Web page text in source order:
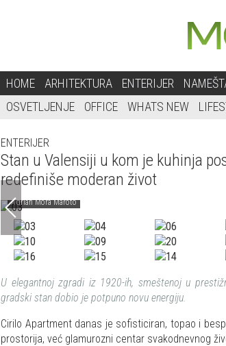
HOME ARHITEKTURA ENTERIJER
OSVETLJENJE
OFFICE WHATS NEW
ENTERIJER
Stan u Valensiji u kom je kuhinja
redefiniše moderan život
Adrián Mora Maroto
U elegantnoj zgradi iz 1920-ih, smeštenoj u
gradski stan dobio je potpuno novu energiju.
Cirilo Apartment danas je sofisticiran, topao i
prostorija, već glamurozni centar svakodnevnog